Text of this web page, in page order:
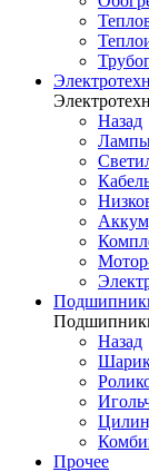
Назад
Назад
Прочее